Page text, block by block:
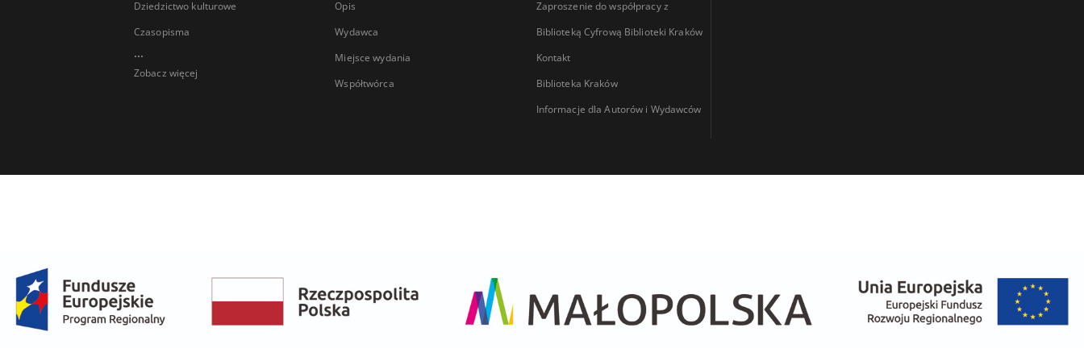
Dziedzictwo kulturowe
Czasopisma
...
Zobacz więcej
Opis
Wydawca
Miejsce wydania
Współtwórca
Zaproszenie do współpracy z
Biblioteką Cyfrową Biblioteki Kraków
Kontakt
Biblioteka Kraków
Informacje dla Autorów i Wydawców